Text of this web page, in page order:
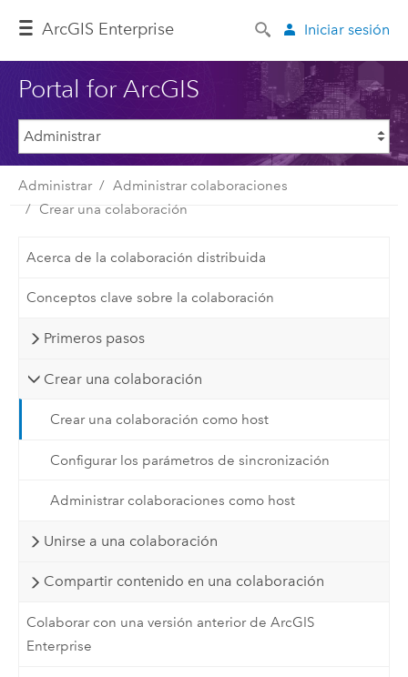
ArcGIS Enterprise Iniciar sesión
Portal for ArcGIS
Administrar
Administrar colaboraciones
Crear una colaboración
Acerca de la colaboración distribuida
Conceptos clave sobre la colaboración
Primeros pasos
Crear una colaboración
Crear una colaboración como host
Configurar los parámetros de sincronización
Administrar colaboraciones como host
Unirse a una colaboración
Compartir contenido en una colaboración
Colaborar con una versión anterior de ArcGIS
Enterprise